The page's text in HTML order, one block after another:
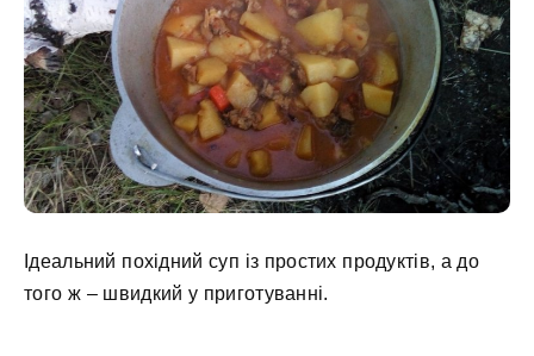
Ідеальний похідний суп із простих продуктів, а до
того ж – швидкий у приготуванні.